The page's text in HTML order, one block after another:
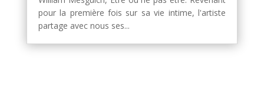
pour la première fois sur sa vie intime, l'artiste
partage avec nous ses...